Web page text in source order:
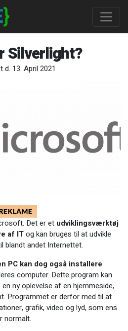
Silverlight?
d. 13. April 2021
Det er et udviklingsværktøj
af ITog kan bruges til at udvikle
blandt andet Internettet.
PC kan dog også installere
computer. Dette program kan
ny oplevelse af en hjemmeside,
Programmet er derfor med til at
grafik, video og lyd, som ens
normalt.